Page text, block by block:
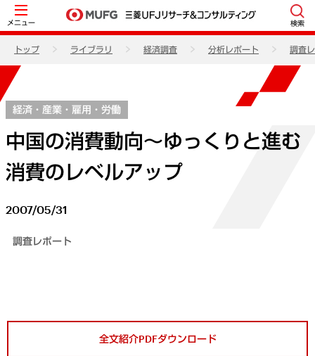
メニュー 検索
トップ ライブラリ 経済調査 分析レポート 調査
経済・産業・雇用・労働
中国の消費動向～ゆっくりと進む
消費のレベルアップ
2007/05/31
調査レポート
全文紹介PDFダウンロード